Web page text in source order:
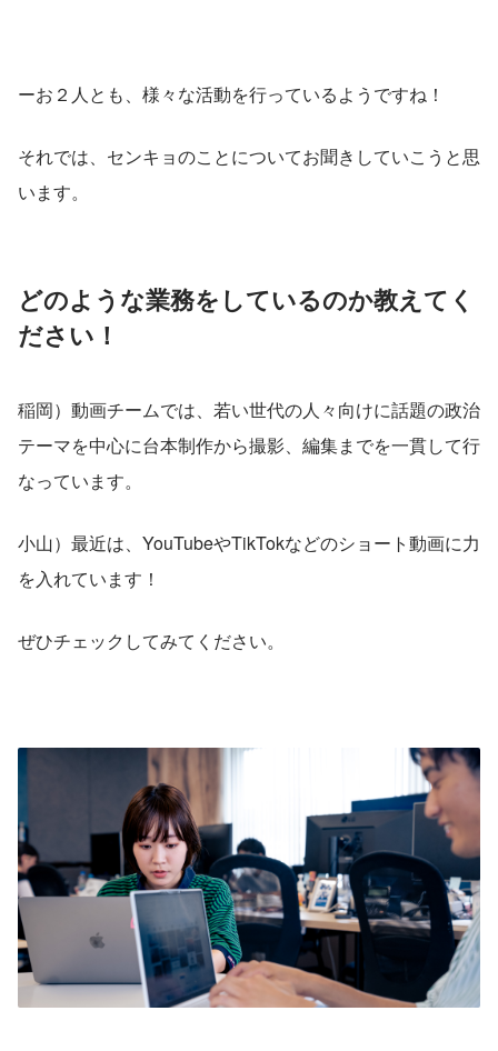
ーお２人とも、様々な活動を行っているようですね！
それでは、センキョのことについてお聞きしていこうと思
います。
どのような業務をしているのか教えてく
ださい！
稲岡）動画チームでは、若い世代の人々向けに話題の政治
テーマを中心に台本制作から撮影、編集までを一貫して行
なっています。
小山）最近は、YouTubeやTikTokなどのショート動画に力
を入れています！
ぜひチェックしてみてください。